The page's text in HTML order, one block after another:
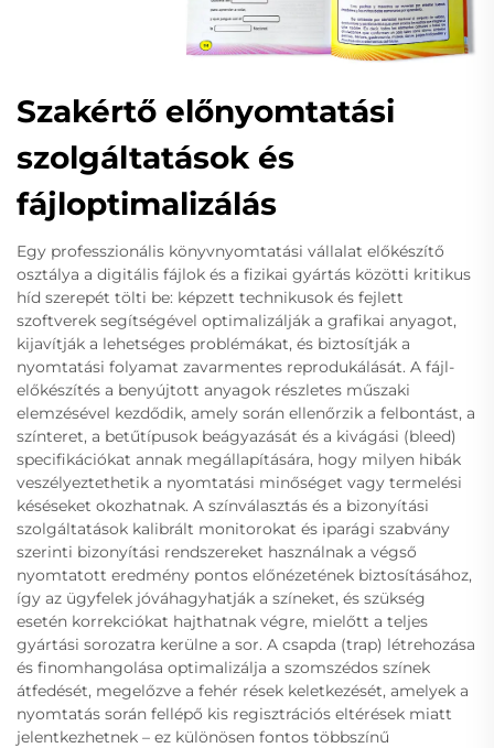
Szakértő előnyomtatási
szolgáltatások és
fájloptimalizálás
Egy professzionális könyvnyomtatási vállalat előkészítő
osztálya a digitális fájlok és a fizikai gyártás közötti kritikus
híd szerepét tölti be: képzett technikusok és fejlett
szoftverek segítségével optimalizálják a grafikai anyagot,
kijavítják a lehetséges problémákat, és biztosítják a
nyomtatási folyamat zavarmentes reprodukálását. A fájl-
előkészítés a benyújtott anyagok részletes műszaki
elemzésével kezdődik, amely során ellenőrzik a felbontást, a
színteret, a betűtípusok beágyazását és a kivágási (bleed)
specifikációkat annak megállapítására, hogy milyen hibák
veszélyeztethetik a nyomtatási minőséget vagy termelési
késéseket okozhatnak. A színválasztás és a bizonyítási
szolgáltatások kalibrált monitorokat és iparági szabvány
szerinti bizonyítási rendszereket használnak a végső
nyomtatott eredmény pontos előnézetének biztosításához,
így az ügyfelek jóváhagyhatják a színeket, és szükség
esetén korrekciókat hajthatnak végre, mielőtt a teljes
gyártási sorozatra kerülne a sor. A csapda (trap) létrehozása
és finomhangolása optimalizálja a szomszédos színek
átfedését, megelőzve a fehér rések keletkezését, amelyek a
nyomtatás során fellépő kis regisztrációs eltérések miatt
jelentkezhetnek – ez különösen fontos többszínű